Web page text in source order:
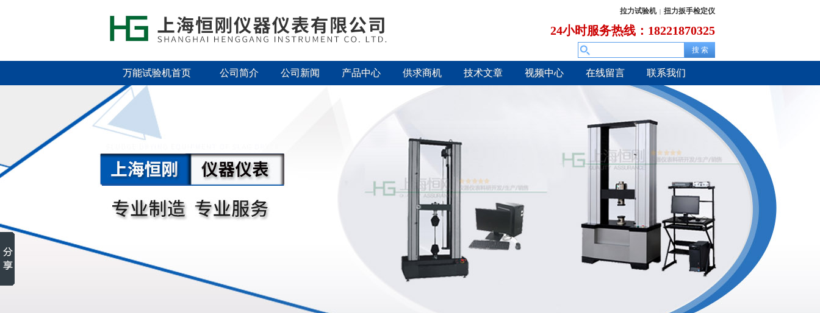
拉力试验机 | 扭力扳手检定仪
24小时服务热线：18221870325
万能试验机首页 公司简介 公司新闻 产品中心 供求商机 技术文章 视频中心 在线留言 联系我们